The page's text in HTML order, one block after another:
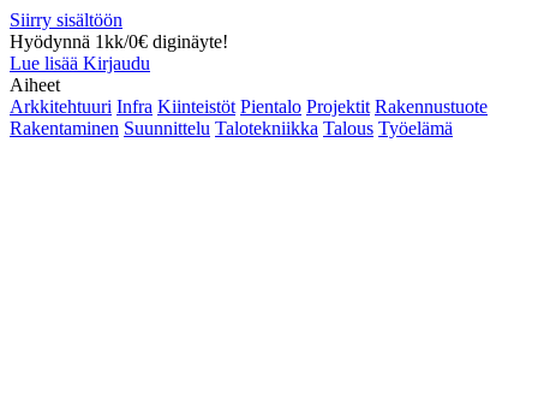
Siirry sisältöön
Hyödynnä 1kk/0€ diginäyte!
Lue lisää Kirjaudu
Aiheet
Arkkitehtuuri Infra Kiinteistöt Pientalo Projektit Rakennustuote
Rakentaminen Suunnittelu Talotekniikka Talous Työelämä